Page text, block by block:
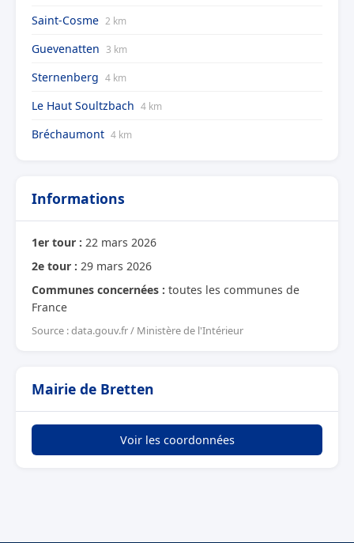
Saint-Cosme 2 km
Guevenatten 3 km
Sternenberg 4 km
Le Haut Soultzbach 4 km
Bréchaumont 4 km
Informations
1er tour : 22 mars 2026
2e tour : 29 mars 2026
Communes concernées : toutes les communes de
France
Source : data.gouv.fr / Ministère de l'Intérieur
Mairie de Bretten
Voir les coordonnées